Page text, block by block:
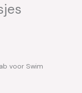
voor Swim